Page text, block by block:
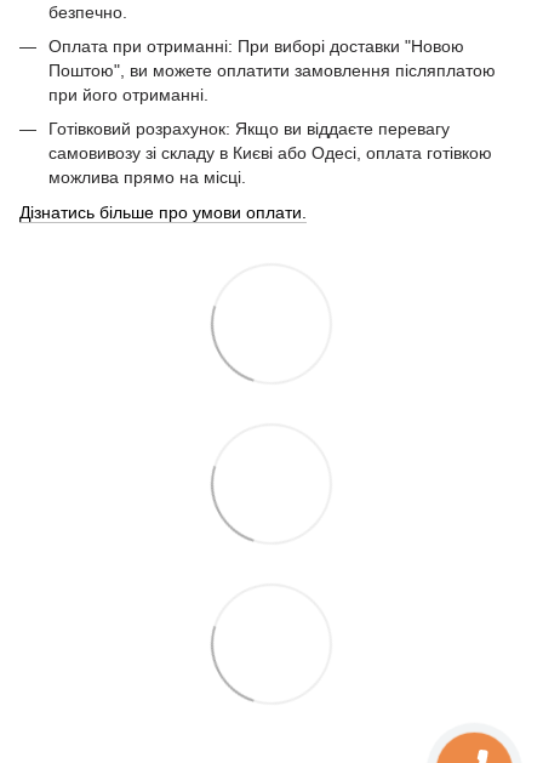
безпечно.
Оплата при отриманні: При виборі доставки "Новою
Поштою", ви можете оплатити замовлення післяплатою
при його отриманні.
Готівковий розрахунок: Якщо ви віддаєте перевагу
самовивозу зі складу в Києві або Одесі, оплата готівкою
можлива прямо на місці.
Дізнатись більше про умови оплати.